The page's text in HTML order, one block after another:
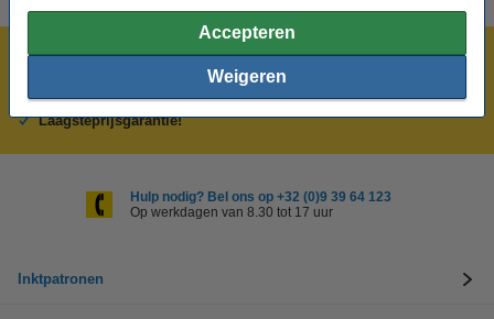
Accepteren
Weigeren
Meer dan 5 miljoen klanten!
Voor 22.00 uur besteld, morgen in huis!
Laagsteprijsgarantie!
Hulp nodig? Bel ons op +32 (0)9 39 64 123
Op werkdagen van 8.30 tot 17 uur
Inktpatronen